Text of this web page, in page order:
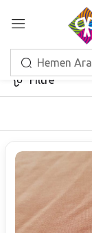
Filtre